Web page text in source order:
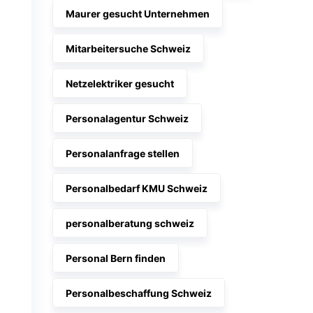
Maurer gesucht Unternehmen
Mitarbeitersuche Schweiz
Netzelektriker gesucht
Personalagentur Schweiz
Personalanfrage stellen
Personalbedarf KMU Schweiz
personalberatung schweiz
Personal Bern finden
Personalbeschaffung Schweiz